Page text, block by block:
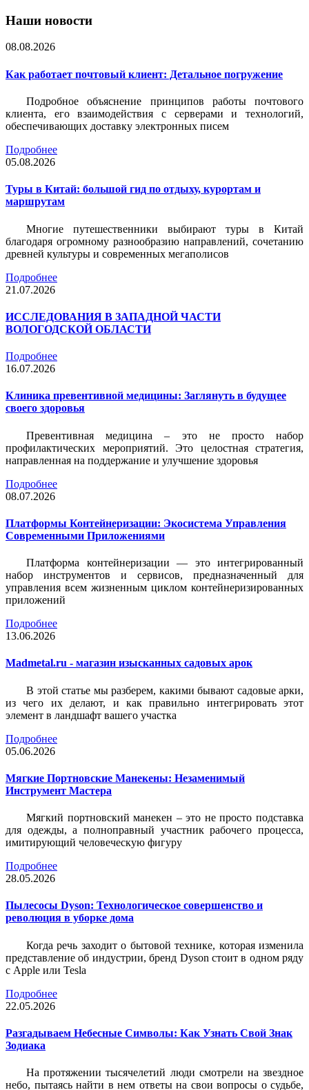
Наши новости
08.08.2026
Как работает почтовый клиент: Детальное погружение
Подробное объяснение принципов работы почтового
клиента, его взаимодействия с серверами и технологий,
обеспечивающих доставку электронных писем
Подробнее
05.08.2026
Туры в Китай: большой гид по отдыху, курортам и
маршрутам
Многие путешественники выбирают туры в Китай
благодаря огромному разнообразию направлений, сочетанию
древней культуры и современных мегаполисов
Подробнее
21.07.2026
ИССЛЕДОВАНИЯ В ЗАПАДНОЙ ЧАСТИ
ВОЛОГОДСКОЙ ОБЛАСТИ
Подробнее
16.07.2026
Клиника превентивной медицины: Заглянуть в будущее
своего здоровья
Превентивная медицина – это не просто набор
профилактических мероприятий. Это целостная стратегия,
направленная на поддержание и улучшение здоровья
Подробнее
08.07.2026
Платформы Контейнеризации: Экосистема Управления
Современными Приложениями
Платформа контейнеризации — это интегрированный
набор инструментов и сервисов, предназначенный для
управления всем жизненным циклом контейнеризированных
приложений
Подробнее
13.06.2026
Madmetal.ru - магазин изысканных садовых арок
В этой статье мы разберем, какими бывают садовые арки,
из чего их делают, и как правильно интегрировать этот
элемент в ландшафт вашего участка
Подробнее
05.06.2026
Мягкие Портновские Манекены: Незаменимый
Инструмент Мастера
Мягкий портновский манекен – это не просто подставка
для одежды, а полноправный участник рабочего процесса,
имитирующий человеческую фигуру
Подробнее
28.05.2026
Пылесосы Dyson: Технологическое совершенство и
революция в уборке дома
Когда речь заходит о бытовой технике, которая изменила
представление об индустрии, бренд Dyson стоит в одном ряду
с Apple или Tesla
Подробнее
22.05.2026
Разгадываем Небесные Символы: Как Узнать Свой Знак
Зодиака
На протяжении тысячелетий люди смотрели на звездное
небо, пытаясь найти в нем ответы на свои вопросы о судьбе,